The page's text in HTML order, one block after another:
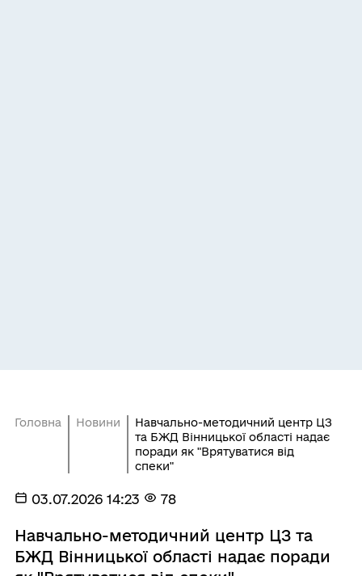
Головна Новини
Навчально-методичний центр ЦЗ
та БЖД Вінницької області надає
поради як "Врятуватися від
спеки"
03.07.2026 14:23 78
Навчально-методичний центр ЦЗ та
БЖД Вінницької області надає поради